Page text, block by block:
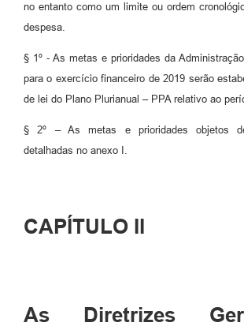
no entanto como um limite ou ordem
despesa.
§ 1º - As metas e prioridades da
para o exercício financeiro de 2019 serão
de lei do Plano Plurianual – PPA relativo ao
§ 2º – As metas e prioridades objetos
detalhadas no anexo I.
CAPÍTULO II
As Diretrizes